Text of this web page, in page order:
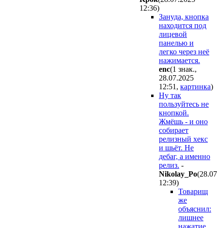
12:36)
Зануда, кнопка
находится под
лицевой
панелью и
легко через неё
нажимается.
enc(1 знак.,
28.07.2025
12:51 , картинка)
Ну так
пользуйтесь не
кнопкой.
Жмёшь - и оно
собирает
релизный хекс
и шьёт. Не
дебаг, а именно
релиз. -
Nikolay_Po
12:39)
Товарищ
же
объяснил:
лишнее
нажатие